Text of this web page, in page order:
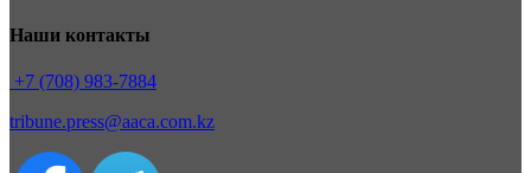
Наши контакты
+7 (708) 983-7884
tribune.press@aaca.com.kz